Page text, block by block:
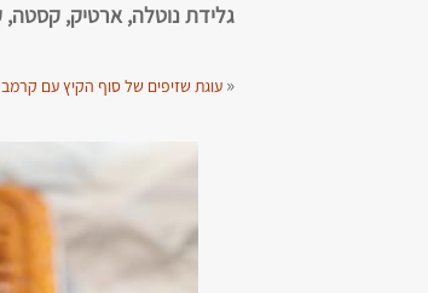
גלידת נוטלה, ארטיק, קסטה,
« עוגת שזיפים של סוף הקיץ עם